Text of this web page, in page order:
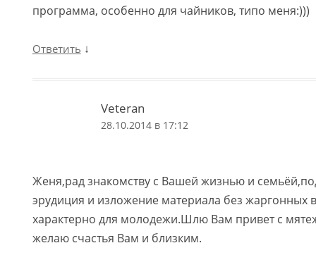
программа, особенно для чайников, типо меня:)))
Ответить ↓
Veteran
28.10.2014 в 17:12
Женя,рад знакомству с Вашей жизнью и
эрудиция и изложение материала без жаргонных
характерно для молодежи.Шлю Вам привет с
желаю счастья Вам и близким.